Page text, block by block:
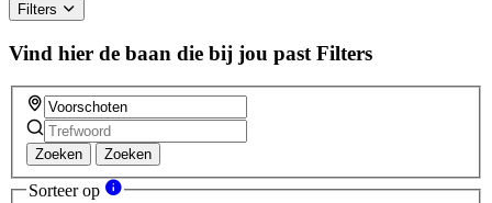
Filters
Vind hier de baan die bij jou past Filters
Zoeken Zoeken
Sorteer op